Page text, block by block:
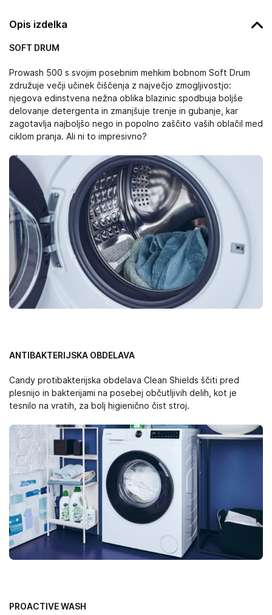
Opis izdelka
SOFT DRUM
Prowash 500 s svojim posebnim mehkim bobnom Soft Drum
združuje večji učinek čiščenja z največjo zmogljivostjo:
njegova edinstvena nežna oblika blazinic spodbuja boljše
delovanje detergenta in zmanjšuje trenje in gubanje, kar
zagotavlja najboljšo nego in popolno zaščito vaših oblačil med
ciklom pranja. Ali ni to impresivno?
ANTIBAKTERIJSKA OBDELAVA
Candy protibakterijska obdelava Clean Shields ščiti pred
plesnijo in bakterijami na posebej občutljivih delih, kot je
tesnilo na vratih, za bolj higienično čist stroj.
PROACTIVE WASH